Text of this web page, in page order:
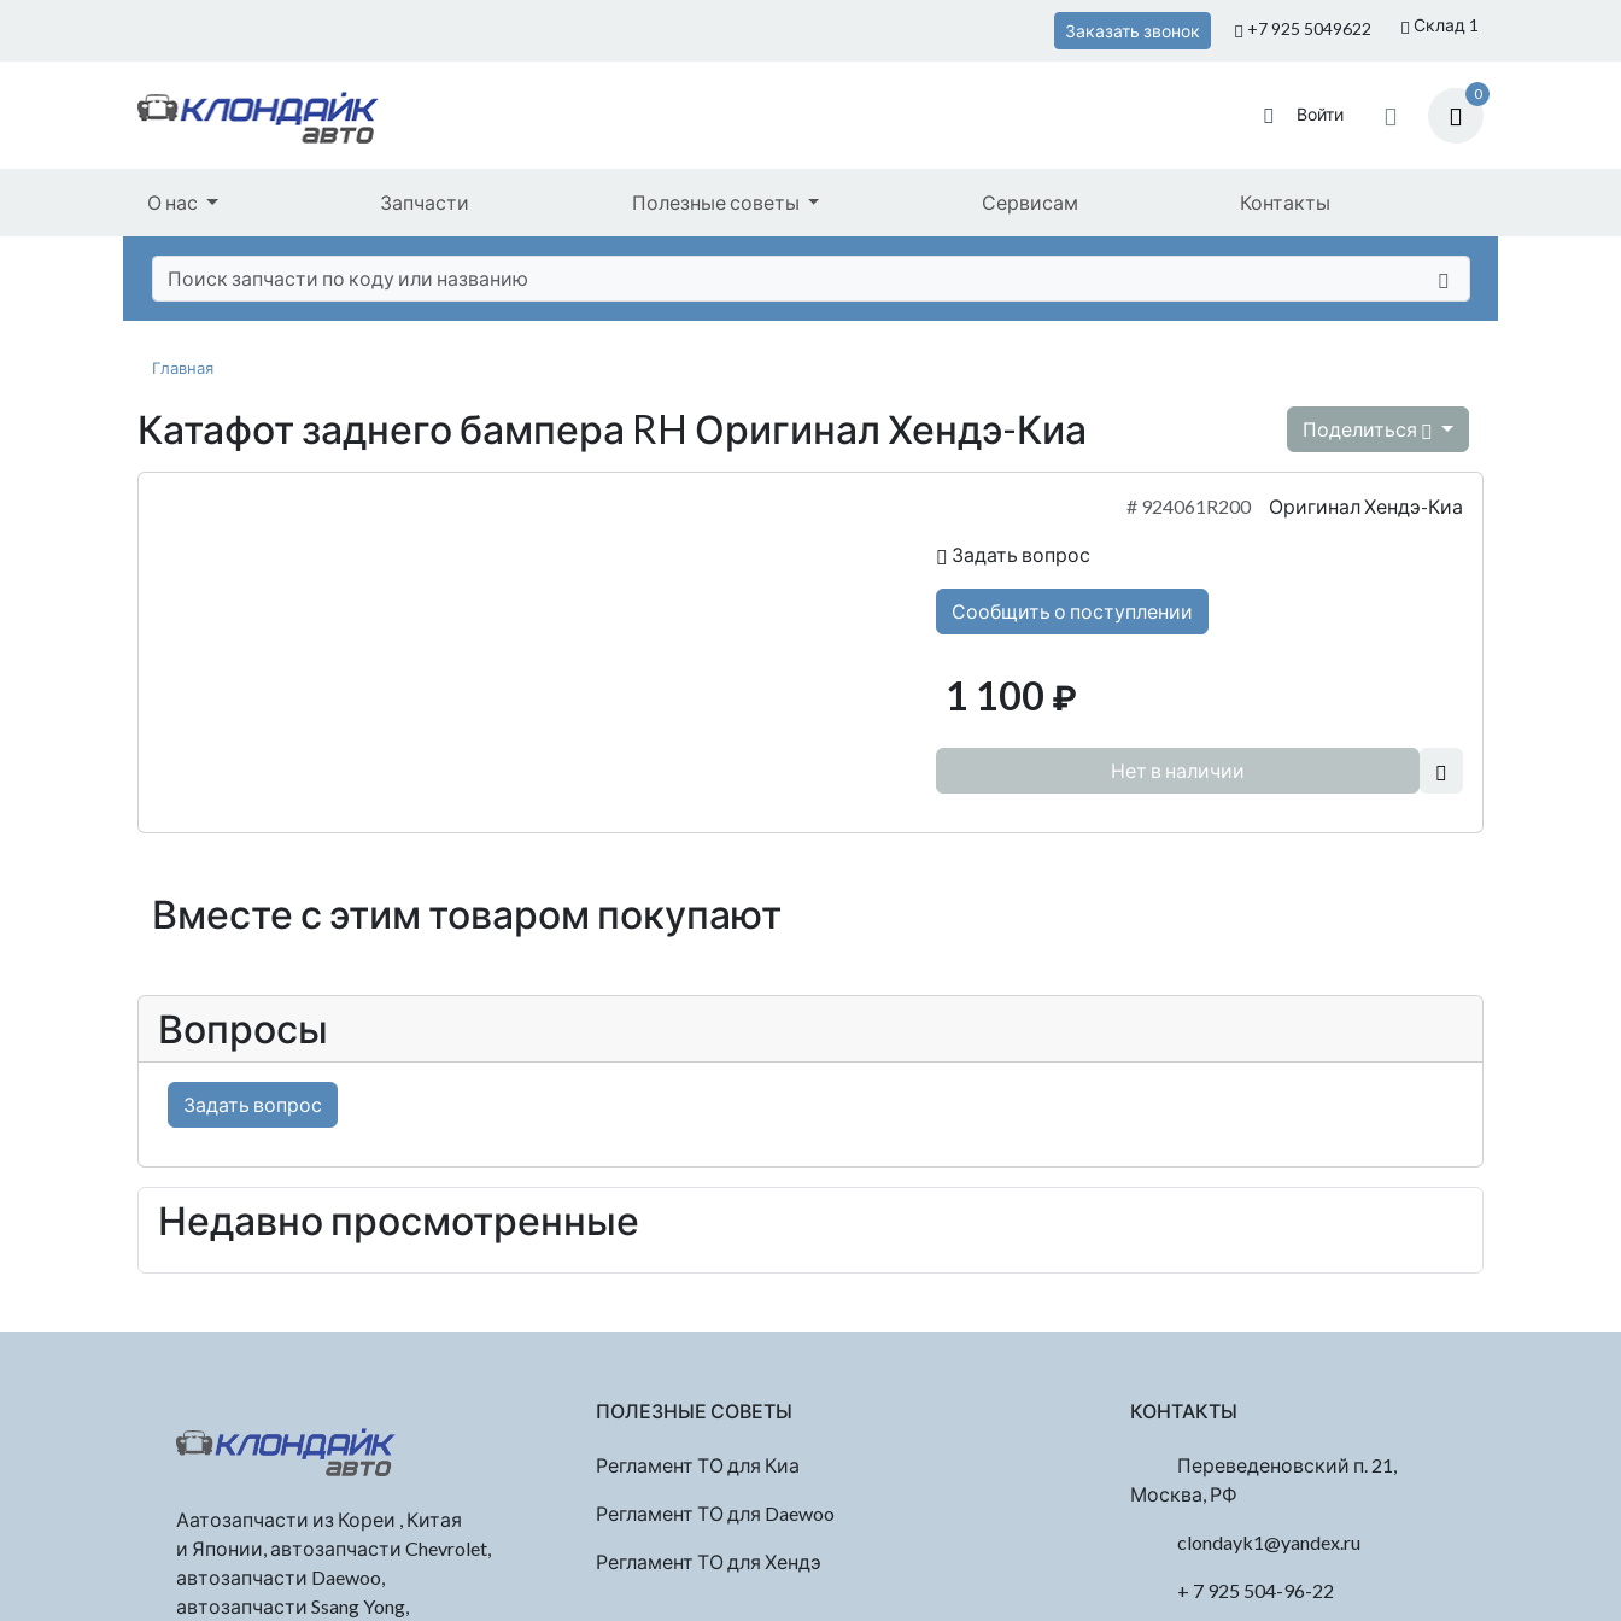
Склад 1
Заказать звонок +7 925 5049622
Войти
0
О нас Запчасти Полезные советы Сервисам Контакты
Главная
Катафот заднего бампера RH Оригинал Хендэ-Киа Поделиться
# 924061R200 Оригинал Хендэ-Киа
Задать вопрос
Сообщить о поступлении
1 100 ₽
Нет в наличии
Вместе с этим товаром покупают
Вопросы
Задать вопрос
Недавно просмотренные
Аатозапчасти из Кореи , Китая
и Японии, автозапчасти Chevrolet,
автозапчасти Daewoo,
автозапчасти Ssang Yong,
ПОЛЕЗНЫЕ СОВЕТЫ
Регламент ТО для Киа
Регламент ТО для Daewoo
Регламент ТО для Хендэ
КОНТАКТЫ
Переведеновский п. 21,
Москва, РФ
clondayk1@yandex.ru
+ 7 925 504-96-22